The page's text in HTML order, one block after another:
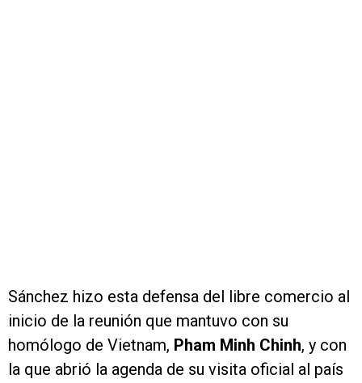
Sánchez hizo esta defensa del libre comercio al
inicio de la reunión que mantuvo con su
homólogo de Vietnam, Pham Minh Chinh, y con
la que abrió la agenda de su visita oficial al país